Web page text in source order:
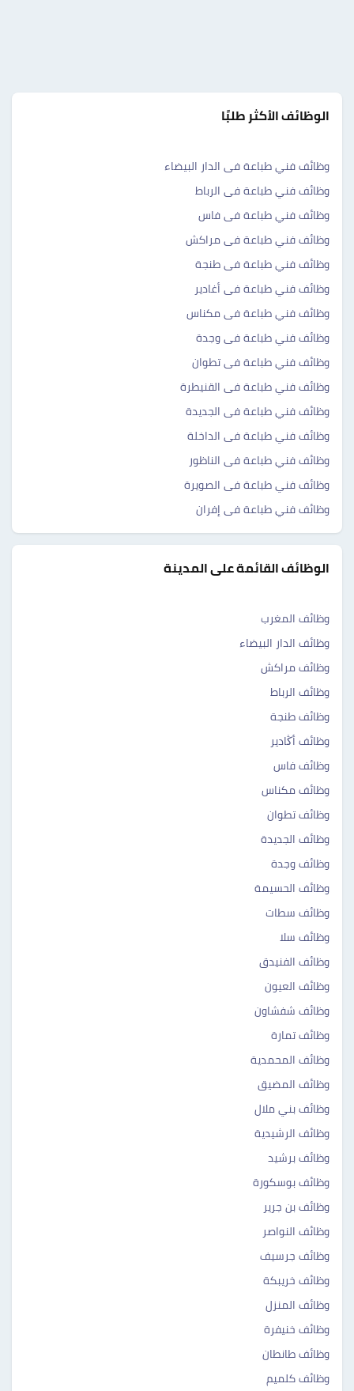
الوظائف الأكثر طلبًا
وظائف فني طباعة فى الدار البيضاء
وظائف فني طباعة فى الرباط
وظائف فني طباعة فى فاس
وظائف فني طباعة فى مراكش
وظائف فني طباعة فى طنجة
وظائف فني طباعة فى أغادير
وظائف فني طباعة فى مكناس
وظائف فني طباعة فى وجدة
وظائف فني طباعة فى تطوان
وظائف فني طباعة فى القنيطرة
وظائف فني طباعة فى الجديدة
وظائف فني طباعة فى الداخلة‎
وظائف فني طباعة فى الناظور
وظائف فني طباعة فى الصويرة‎
وظائف فني طباعة فى إفران
الوظائف القائمة على المدينة
وظائف المغرب
وظائف الدار البيضاء
وظائف مراكش
وظائف الرباط
وظائف طنجة
وظائف أڭادير
وظائف فاس
وظائف مكناس
وظائف تطوان
وظائف الجديدة
وظائف وجدة
وظائف الحسيمة ‎‎
وظائف سطات ‎ ‎‎
وظائف سلا ‎‎
وظائف الفنيدق ‎‎
وظائف العيون ‎‎
وظائف شفشاون ‎‎
وظائف تمارة ‎‎
وظائف المحمدية ‎ ‎‎
وظائف المضيق ‎‎
وظائف بني ملال ‎‎
وظائف الرشيدية ‎‎
وظائف برشيد ‎ ‎‎
وظائف بوسكورة ‎ ‎‎
وظائف بن جرير ‎‎
وظائف النواصر ‎ ‎‎
وظائف جرسيف ‎‎
وظائف خريبكة ‎‎
وظائف المنزل ‎‎
وظائف خنيفرة ‎‎
وظائف طانطان ‎‎
وظائف كلميم ‎‎